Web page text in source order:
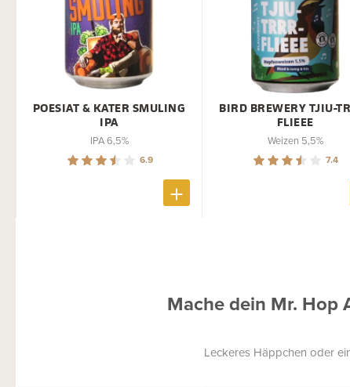
POESIAT & KATER SMULING
IPA
IPA 6,5%
6.9
BIRD BREWERY TJIU-
FLIEEE
Weizen 5,5%
7.4
Mache dein Mr. Hop
Leckeres Häppchen oder